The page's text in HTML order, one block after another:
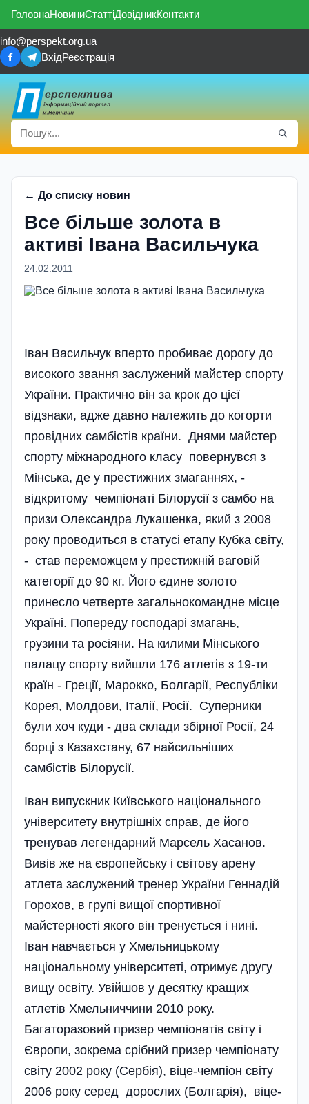
ГоловнаНовиниСтаттіДовідникКонтакти
info@perspekt.org.ua
ВхідРеєстрація
← До списку новин
Все бiльше золота в
активi Івана Васильчука
24.02.2011
Іван Васильчук вперто пробиває дорогу до
високого звання заслужений майстер спорту
України. Практично він за крок до цієї
відзнаки, адже давно належить до когорти
провідних самбістів країни. Днями майстер
спорту міжнародного класу повернувся з
Мінська, де у престижних змаганнях, -
відкритому чемпі­онаті Білорусії з самбо на
призи Олександра Лукашенка, який з 2008
року проводиться в статусі етапу Кубка світу,
- став переможцем у престижній ваговій
категорії до 90 кг. Його єдине золото
принесло четверте загальнокомандне місце
Україні. Попереду господарі змагань,
грузини та росіяни. На килими Мінського
палацу спорту вийшли 176 атлетів з 19-ти
країн - Греції, Марокко, Болгарії, Республіки
Корея, Молдови, Італії, Росії. Суперники
були хоч куди - два склади збірної Росії, 24
борці з Казахстану, 67 найсильніших
самбістів Білорусії.
Іван випускник Київського національного
університету внутрішніх справ, де його
тренував легендарний Марсель Хасанов.
Вивів же на європейську і світову арену
атлета заслужений тренер України Геннадій
Горохов, в групі вищої спор­тивної
майстерності якого він тренується і нині.
Іван навчається у Хмельницькому
національному уні­­верситеті, отримує другу
вищу освіту. Увійшов у десятку кращих
атлетів Хмельниччини 2010 року.
Багаторазовий призер чемпіонатів світу і
Європи, зокрема срібний призер чемпіонату
світу 2002 року (Сербія), віце-чемпіон світу
2006 року серед дорослих (Болгарія), віце-